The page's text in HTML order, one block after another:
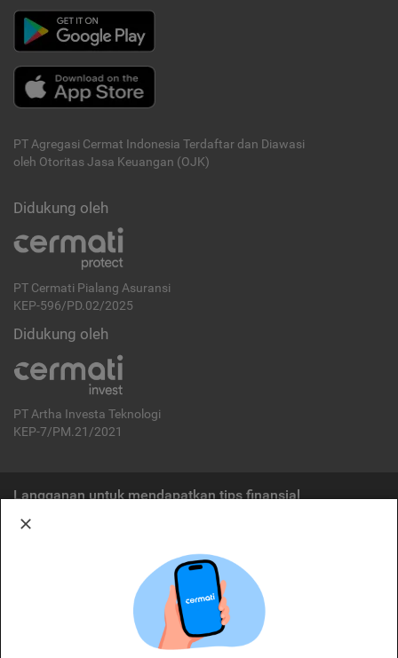
PT Agregasi Cermat Indonesia Terdaftar dan Diawasi
oleh Otoritas Jasa Keuangan (OJK)
Didukung oleh
PT Cermati Pialang Asuransi
KEP-596/PD.02/2025
Didukung oleh
PT Artha Investa Teknologi
KEP-7/PM.21/2021
Langganan untuk mendapatkan tips finansial
Cermati merupakan penyelenggara agregasi jasa keuangan yang terdaftar di
OJK. Oleh karena itu, produk dan/atau layanan jasa keuangan yang
ditawarkan bukan merupakan produk dan/atau layanan jasa keuangan yang
diterbitkan oleh Cermati dan Cermati tidak bertanggung jawab atas tuntutan